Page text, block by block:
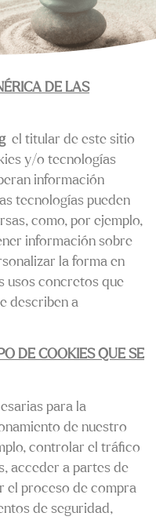
DE LAS
el titular de este sitio
y/o tecnologías
información
tecnologías pueden
como, por ejemplo,
información sobre
la forma en
usos concretos que
describen a
DE COOKIES QUE SE
para la
de nuestro
controlar el tráfico
acceder a partes de
el proceso de compra
de seguridad,